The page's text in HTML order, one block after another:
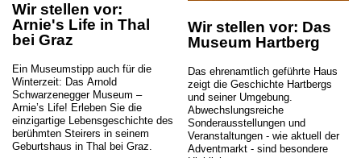
Wir stellen vor:
Arnie's Life in Thal
bei Graz
Ein Museumstipp auch für die
Winterzeit: Das Arnold
Schwarzenegger Museum –
Arnie’s Life! Erleben Sie die
einzigartige Lebensgeschichte des
berühmten Steirers in seinem
Geburtshaus in Thal bei Graz.
Wir stellen vor: Das
Museum Hartberg
Das ehrenamtlich geführte Haus
zeigt die Geschichte Hartbergs
und seiner Umgebung.
Abwechslungsreiche
Sonderausstellungen und
Veranstaltungen - wie aktuell der
Adventmarkt - sind besondere